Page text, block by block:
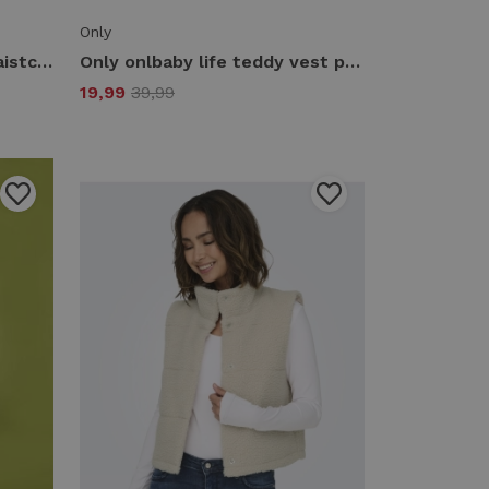
Only onllinda s/l mel fit waistcoat tlr noos Gilets vintage indigo
Only
Only onlbaby life teddy vest pnt cs Gilets 5003902 cashmere blue leo
19,99 39,99